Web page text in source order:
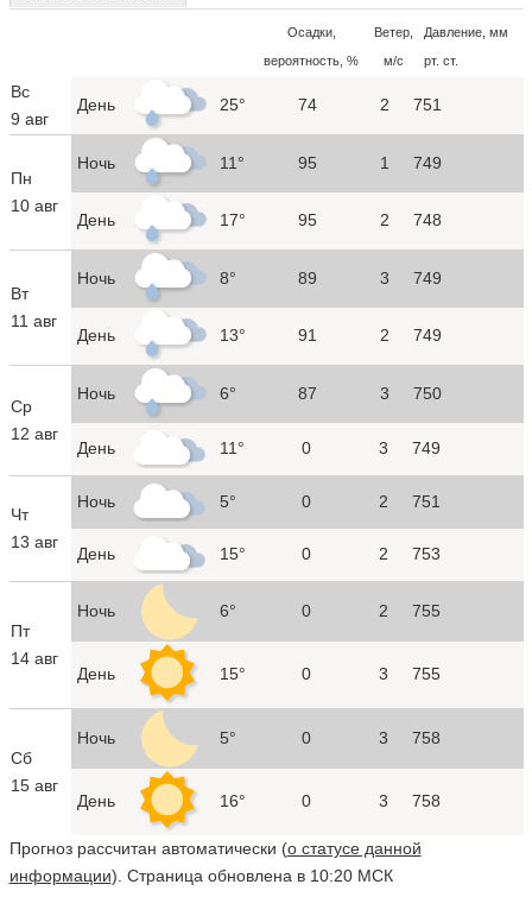
Осадки,
вероятность, %
Ветер,
м/с
Давление, мм
рт. ст.
Вс
9 авг
День 25° 74 2 751
Пн
10 авг
Ночь 11° 95 1 749
День 17° 95 2 748
Вт
11 авг
Ночь 8° 89 3 749
День 13° 91 2 749
Ср
12 авг
Ночь 6° 87 3 750
День 11° 0 3 749
Чт
13 авг
Ночь 5° 0 2 751
День 15° 0 2 753
Пт
14 авг
Ночь 6° 0 2 755
День 15° 0 3 755
Сб
15 авг
Ночь 5° 0 3 758
День 16° 0 3 758
Прогноз рассчитан автоматически (о статусе данной
информации). Страница обновлена в 10:20 МСК